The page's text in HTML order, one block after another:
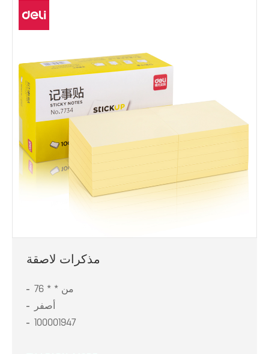
مذكرات لاصقة
76 * * من
أصفر
100001947